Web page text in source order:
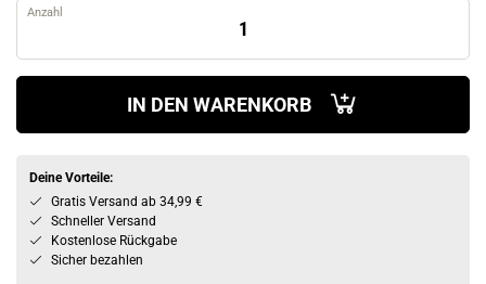
Anzahl
IN DEN WARENKORB
Deine Vorteile:
Gratis Versand ab 34,99 €
Schneller Versand
Kostenlose Rückgabe
Sicher bezahlen